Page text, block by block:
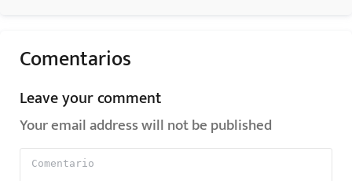
Comentarios
Leave your comment
Your email address will not be published